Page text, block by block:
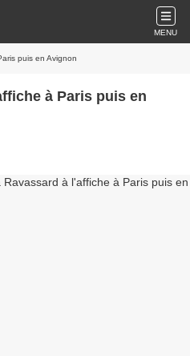
MENU
puis en Avignon
à Paris puis en